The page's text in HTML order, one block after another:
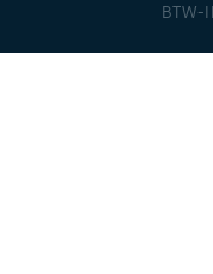
BTW-